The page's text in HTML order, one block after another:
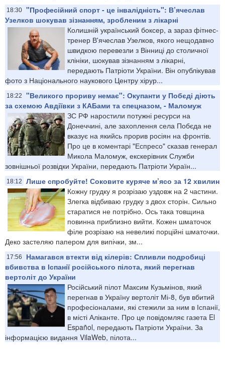
18:30 "Професійний спорт - це інвалідність": В’ячеслав
Узелков шокував зізнанням, зробленим з лікарні
Колишній український боксер, а зараз фітнес-
тренер В'ячеслав Узелков, якого нещодавно
швидкою перевезли з Вінниці до столичної
клініки, шокував зізнанням з лікарні,
передають Патріоти України. Він опублікував
фото з Національного наукового Центру хірур...
18:22
"Великого прориву немає": Окупанти у Побєді діють
за схемою Авдіївки з КАБами та спецназом, - Маломуж
ЗС РФ наростили потужні ресурси на
Донеччині, але захоплення села Побєда не
вказує на якийсь прорив росіян на фронтів.
Про це в коментарі "Еспресо" сказав генерал
Микола Маломуж, екскерівник Служби
зовнішньої розвідки України, передають Патріоти Україн...
18:12
Лише спробуйте! Соковите куряче м’ясо за 12 хвилин
Кожну грудку я розрізаю уздовж на 2 частини.
Злегка відбиваю грудку з двох сторін. Сильно
старатися не потрібно. Ось така товщина
повинна приблизно вийти. Кожен шматочок
філе розрізаю на невеликі порційні шматочки.
Деко застеляю папером для випічки, зм...
17:56
Намагався втекти від кілерів: Спливли подробиці
вбивства в Іспанії російського пілота, який перегнав
вертоліт до України
Російський пілот Максим Кузьмінов, який
перегнав в Україну вертоліт Мі-8, був вбитий
професіоналами, які стежили за ним в Іспанії,
в місті Аліканте. Про це повідомляє газета El
Español, передають Патріоти України. За
інформацією видання VilaWeb, пілота...